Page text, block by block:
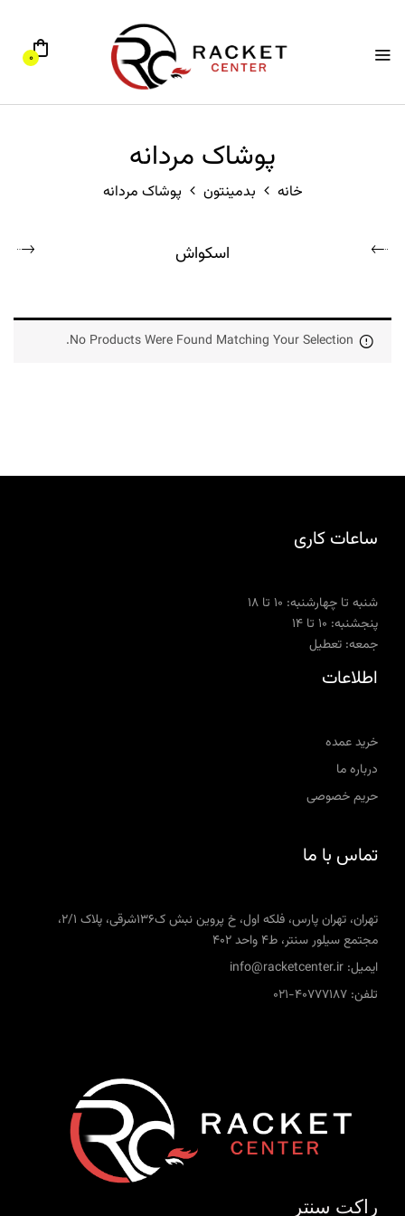
0
پوشاک مردانه
خانه بدمینتون پوشاک مردانه
اسکواش
No Products Were Found Matching Your Selection.
ساعات کاری
شنبه تا چهارشنبه: ۱۰ تا ۱۸
پنجشنبه: ۱۰ تا ۱۴
جمعه: تعطیل
اطلاعات
خرید عمده
درباره ما
حریم خصوصی
تماس با ما
تهران، تهران پارس، فلکه اول، خ پروین نبش ک136شرقی، پلاک 2/1،
مجتمع سیلور سنتر، ط4 واحد 402
ایمیل: info@racketcenter.ir
تلفن: 40777187-021
راکت سنتر